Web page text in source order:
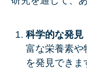
科学的な発
富な栄養素や
を発見できま